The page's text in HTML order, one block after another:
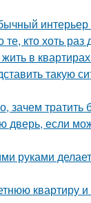
интерьер
те, кто хоть раз
в
такую
зачем
дверь, если
руками
квартиру